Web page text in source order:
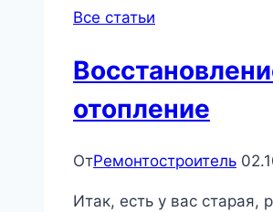
Все статьи
отопление
ОтРемонтостроитель
Итак, есть у вас